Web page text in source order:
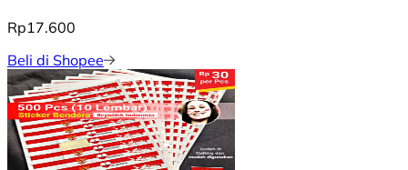
Rp17.600
Beli di Shopee